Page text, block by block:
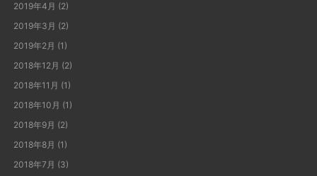
2019年4月 (2)
2019年3月 (2)
2019年2月 (1)
2018年12月 (2)
2018年11月 (1)
2018年10月 (1)
2018年9月 (2)
2018年8月 (1)
2018年7月 (3)